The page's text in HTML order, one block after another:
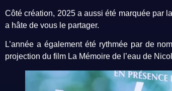
Côté création, 2025 a aussi été marquée par
a hâte de vous le partager.
L’année a également été rythmée par de
projection du film La Mémoire de l’eau de